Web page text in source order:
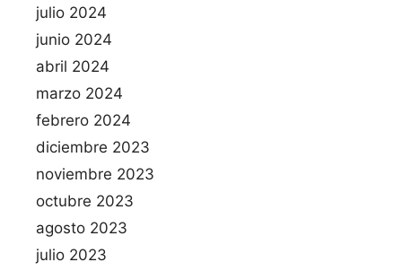
julio 2024
junio 2024
abril 2024
marzo 2024
febrero 2024
diciembre 2023
noviembre 2023
octubre 2023
agosto 2023
julio 2023